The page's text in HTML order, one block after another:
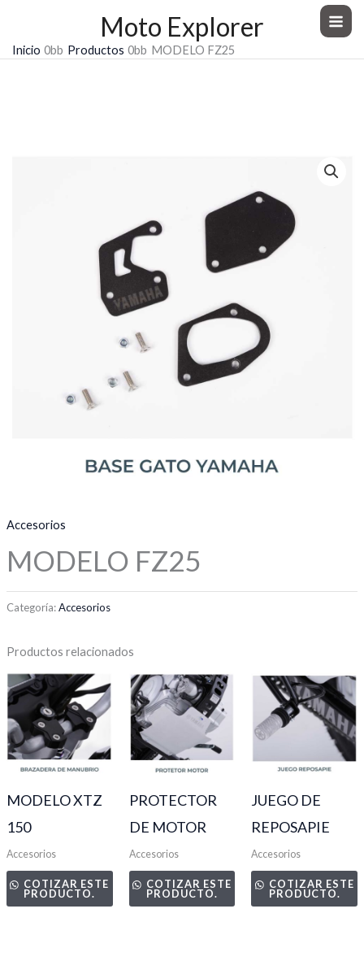
contenido
Moto Explorer
Inicio Productos MODELO FZ25
Accesorios
MODELO FZ25
Categoría:Accesorios
Productos relacionados
MODELO XTZ
150
Accesorios
COTIZAR ESTE
PRODUCTO.
PROTECTOR
DE MOTOR
Accesorios
COTIZAR ESTE
PRODUCTO.
JUEGO DE
REPOSAPIE
Accesorios
COTIZAR ESTE
PRODUCTO.